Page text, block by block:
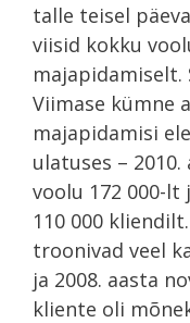
talle teisel
viisid kokku
Viimase kümne
majapidamisi
ulatuses –
voolu 172 000-lt
110 000
troonivad veel
ja 2008. aasta
kliente oli